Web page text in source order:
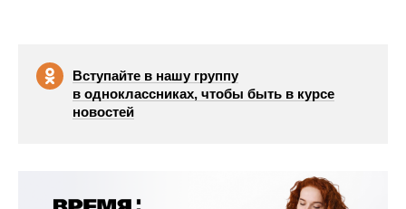
Вступайте в нашу группу
в одноклассниках, чтобы быть в курсе
новостей